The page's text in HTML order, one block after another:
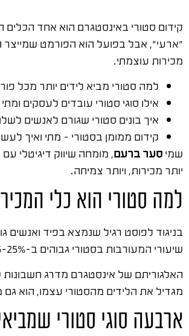
"ארעי", אבל בפועל הוא הפורמט שמייצר
מכירות עוצמתי.
למה סטורי מביא לידים יותר מכל
אילו סוגי סטורי עובדים לעסקים
איך בונים סטורי שגורם לאנשים
קידום ממומן בסטורי – מתי ואיך
שמיסער ברעם, מומחה שיווק דיגיטלי עם מעל 15 שנות ניסיון בשטח.
יותר מכירות, ויותר צמיחה.
למה סטורי הוא כלי
בניגוד לפוסט רגיל שנמצא בפיד ואנשים
שיעורי המעורבות בסטורי גבוהים ב-15-25% מהפוסט הרגיל.
האלגוריתם של אינסטגרם מדרג
מגדיל את הלידים מהסטורי עצמו, הוא
ארבעה סוגי סטורי